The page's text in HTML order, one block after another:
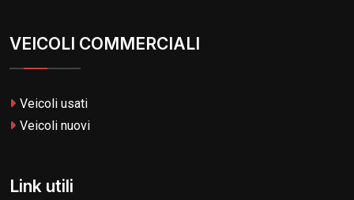
VEICOLI COMMERCIALI
Veicoli usati
Veicoli nuovi
Link utili